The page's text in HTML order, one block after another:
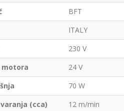
BFT
ITALY
230 V
motora
24 V
70 W
(cca)
12 m/min